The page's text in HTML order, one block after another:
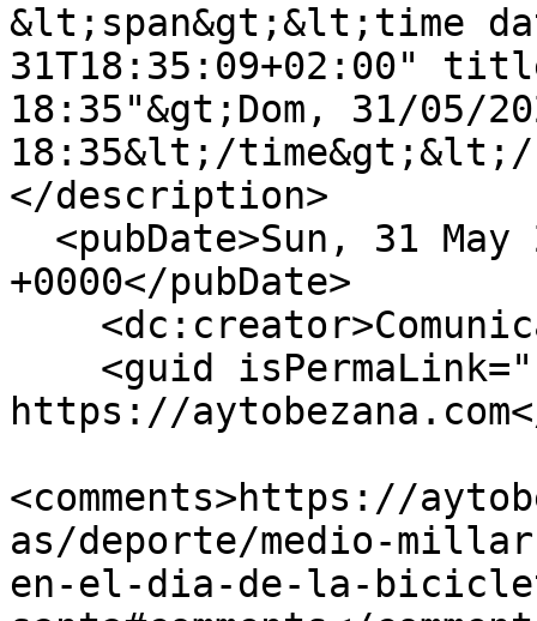
&lt;span&gt;&lt;time
31T18:35:09+02:00"
18:35"&gt;Dom, 31/05/
18:35&lt;/time&gt;&lt;/
</description>
+0000</pubDate>
https://
<comments>https://
as/deporte/medio-
en-el-dia-de-la-